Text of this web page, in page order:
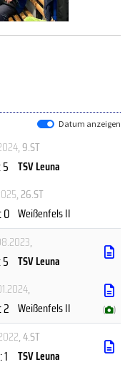
Datum anzeigen
, 9.ST
5 TSV Leuna
, 26.ST
0 Weißenfels II
,
5 TSV Leuna
,
2 Weißenfels II ( )
, 4.ST
1
TSV Leuna